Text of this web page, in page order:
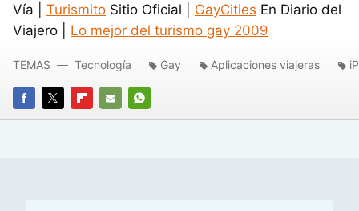
Vía | Turismito Sitio Oficial | GayCities En Diario del
Viajero | Lo mejor del turismo gay 2009
FACEBOOK
TWITTERFLIPBOARD
E-
WHATSAPP
TEMAS Tecnología Gay Aplicaciones viajeras